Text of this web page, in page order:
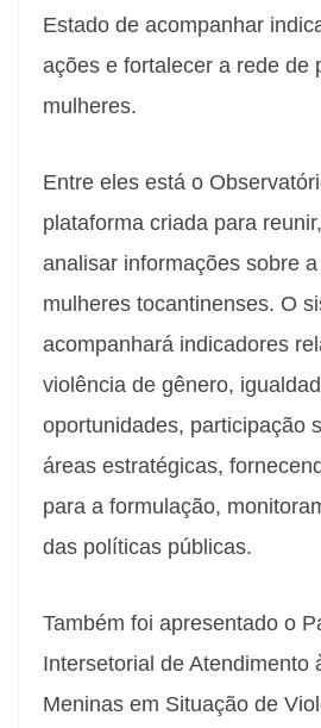
Estado de acompanhar
ações e fortalecer a rede de
mulheres.
Entre eles está o
plataforma criada para
analisar informações sobre
mulheres tocantinenses. O
acompanhará indicadores
violência de gênero,
oportunidades, participação
áreas estratégicas,
para a formulação,
das políticas públicas.
Também foi apresentado o
Intersetorial de Atendimento
Meninas em Situação de